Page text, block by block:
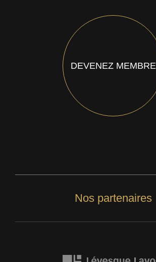
DEVENEZ MEMBRE
Nos partenaires